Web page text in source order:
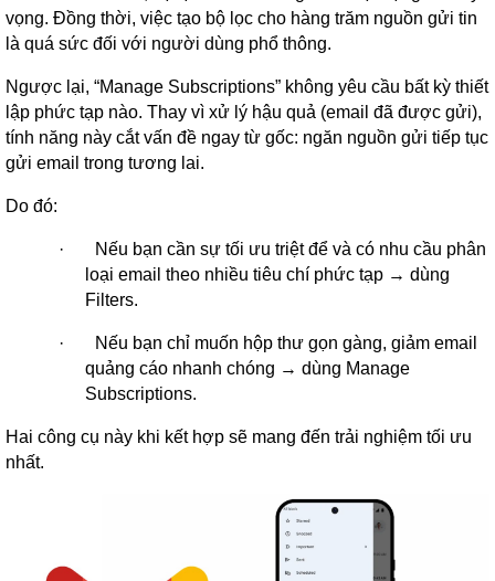
vọng. Đồng thời, việc tạo bộ lọc cho hàng trăm nguồn gửi tin
là quá sức đối với người dùng phổ thông.
Ngược lại, “Manage Subscriptions” không yêu cầu bất kỳ thiết
lập phức tạp nào. Thay vì xử lý hậu quả (email đã được gửi),
tính năng này cắt vấn đề ngay từ gốc: ngăn nguồn gửi tiếp tục
gửi email trong tương lai.
Do đó:
·
Nếu bạn cần sự tối ưu triệt để và có nhu cầu phân
loại email theo nhiều tiêu chí phức tạp → dùng
Filters.
·
Nếu bạn chỉ muốn hộp thư gọn gàng, giảm email
quảng cáo nhanh chóng → dùng Manage
Subscriptions.
Hai công cụ này khi kết hợp sẽ mang đến trải nghiệm tối ưu
nhất.